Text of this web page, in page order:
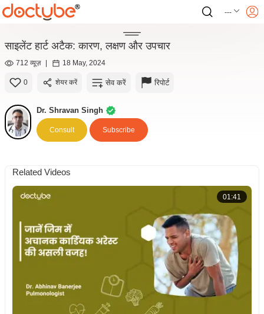
---
साइलेंट हार्ट अटैक: कारण, लक्षण और उपचार
712 व्यूज़ | 18 May, 2024
0 शेयर करें सेव करें रिपोर्ट
Dr. Shravan Singh
Consult Subscribe
Related Videos
01:41